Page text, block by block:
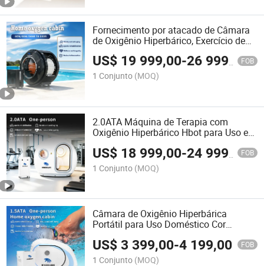
Fornecimento por atacado de Câmara
de Oxigênio Hiperbárico, Exercício de
Reabilitação, Antienvelhecimento,
Terapia para Câncer
US$ 19 999,00-26 999,00 FOB
1 Conjunto (MOQ)
2.0ATA Máquina de Terapia com
Oxigênio Hiperbárico Hbot para Uso em
Estar
US$ 18 999,00-24 999,00 FOB
1 Conjunto (MOQ)
Câmara de Oxigênio Hiperbárica
Portátil para Uso Doméstico Cor
Personalizada Preço Acessível
US$3 399,00-4 199,00 FOB
1 Conjunto (MOQ)